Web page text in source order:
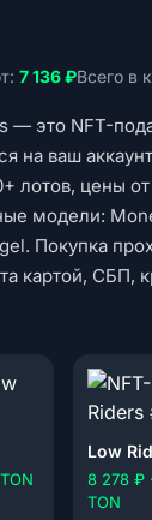
7 136 ₽Всего в
— это NFT-
на ваш
лотов, цены от
модели:
Покупка
картой, СБП,
Low
8 278 ₽
TON